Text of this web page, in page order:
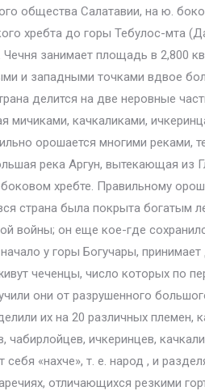
общества Салатавии, на ю.
хребта до горы Тебулос-мта
занимает площадь в 2,800
и западными точками вдвое
делится на две неровные
мичиками, качкаликами,
орошается многими реками,
река Аргун, вытекающая из
хребте. Правильному
страна была покрыта богатым
войны; он еще кое-где
у горы Богучары,
чеченцы, число которых по
они от разрушенного
их на 20 различных племен,
чабирлойцев, ичкеринцев,
себя «нахче», т. е. народ , и
отличающихся резкими